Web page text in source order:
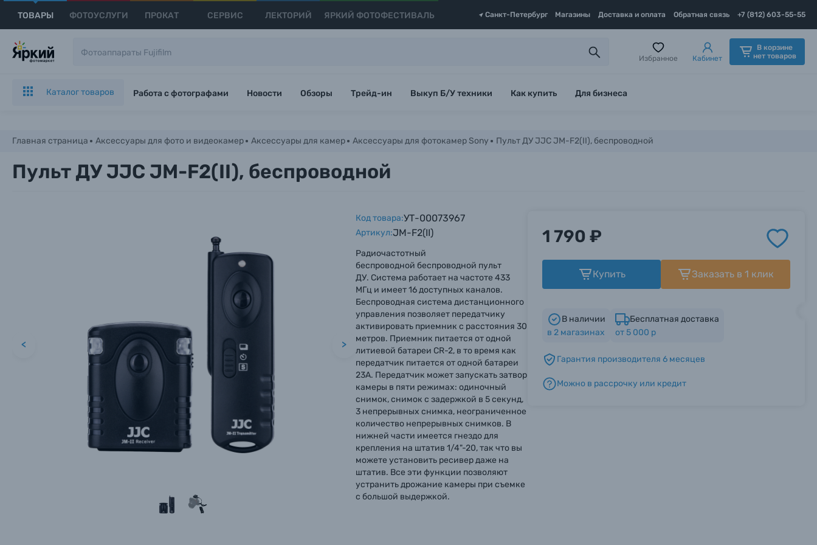
ТОВАРЫ ФОТОУСЛУГИ ПРОКАТ СЕРВИС ЛЕКТОРИЙ ЯРКИЙ ФОТОФЕСТИВАЛЬ Санкт-Петербург Магазины Доставка и оплата Обратная связь +7 (812) 603-55-55
Избранное Кабинет
В корзине
нет товаров
Каталог товаров Работа с фотографами Новости Обзоры Трейд-ин Выкуп Б/У техники Как купить Для бизнеса
Главная страница Аксессуары для фото и видеокамер Аксессуары для камер Аксессуары для фотокамер Sony Пульт ДУ JJC JM-F2(II), беспроводной
Пульт ДУ JJC JM-F2(II), беспроводной
< >
Код товара:УТ-00073967
Артикул:JM-F2(II)
Радиочастотный
беспроводной беспроводной пульт
ДУ. Система работает на частоте 433
МГц и имеет 16 доступных каналов.
Беспроводная система дистанционного
управления позволяет передатчику
активировать приемник с расстояния 30
метров. Приемник питается от одной
литиевой батареи CR-2, в то время как
передатчик питается от одной батареи
23A. Передатчик может запускать затвор
камеры в пяти режимах: одиночный
снимок, снимок с задержкой в 5 секунд,
3 непрерывных снимка, неограниченное
количество непрерывных снимков. В
нижней части имеется гнездо для
крепления на штатив 1/4"-20, так что вы
можете установить ресивер даже на
штатив. Все эти функции позволяют
устранить дрожание камеры при съемке
с большой выдержкой.
1 790 ₽
Купить Заказать в 1 клик
В наличии
в 2магазинах
Бесплатная доставка
от 5 000 р
Гарантия производителя 6 месяцев
Можно в рассрочку или кредит